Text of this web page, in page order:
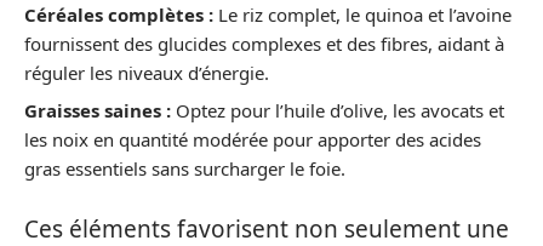
Céréales complètes : Le riz complet, le quinoa et l’avoine
fournissent des glucides complexes et des fibres, aidant à
réguler les niveaux d’énergie.
Graisses saines : Optez pour l’huile d’olive, les avocats et
les noix en quantité modérée pour apporter des acides
gras essentiels sans surcharger le foie.
Ces éléments favorisent non seulement une